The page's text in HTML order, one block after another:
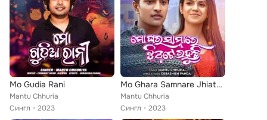
Mo Gudia Rani
Mantu Chhuria
Сингл
2023
Mo Ghara Samnare Jhiate Rahuchi
Mantu Chhuria
Сингл
2023